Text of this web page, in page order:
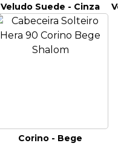
Veludo Suede - Cinza
Corino - Bege